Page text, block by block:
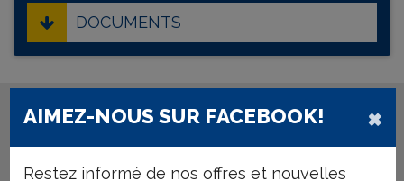
DOCUMENTS
Inscrivez-vous et nous vous tenons courante de
nos offres nouvelles, correspondant à vos
×
AIMEZ-NOUS SUR FACEBOOK!
Restez informé de nos offres et nouvelles